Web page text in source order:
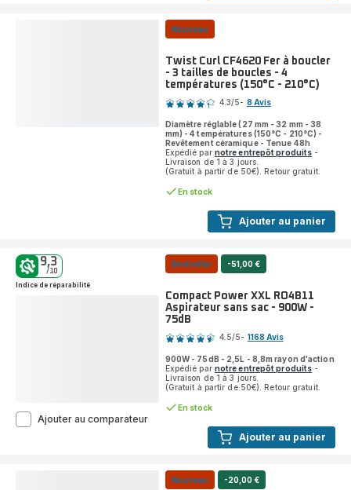
avec
900W
79dB
Brosse
parquet
Ajouter au panier
Nouveau
Twist Curl CF4620 Fer à boucler
- 3 tailles de boucles - 4
températures (150°C - 210°C)
Note
4.3/5- 8 Avis
Diamètre réglable (27 mm - 32 mm - 38
mm) - 4 températures (150°C - 210°C) -
Revêtement céramique - Tenue 48h
Expédié par notre entrepôt produits -
Livraison de 1 à 3 jours.
(Gratuit à partir de 50€). Retour gratuit.
En stock
Ajouter au panier
Bestseller -51,00 €
Compact Power XXL RO4B11
Aspirateur sans sac - 900W -
75dB
Note
4.5/5- 1168 Avis
900W - 75dB - 2,5L - 8,8m rayon d'action
Expédié par notre entrepôt produits -
Livraison de 1 à 3 jours.
(Gratuit à partir de 50€). Retour gratuit.
En stock
9,3
/10
Indice de réparabilité
Ajouter au comparateurCompact
Aspirateur
Nouveau -20,00 €